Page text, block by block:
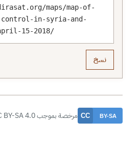
maps/map-of-
control-in-syria-and-
15-2018/
نسخ
مرخصة بموجب CC BY-SA 4.0